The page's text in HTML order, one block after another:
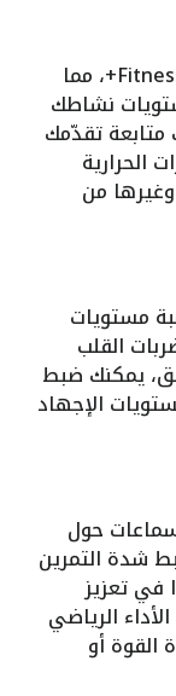
تتكامل السماعات مع Apple Health وFitness+، مما
نشاطك
متابعة تقدّمك
الحرارية
من
مستويات
القلب
يمكنك ضبط
الإجهاد
حول
شدة التمرين
في تعزيز
الرياضي
القوة أو